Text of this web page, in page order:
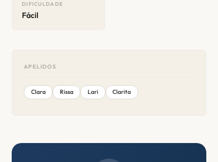
DIFICULDADE
Fácil
APELIDOS
Clara Rissa Lari Clarita